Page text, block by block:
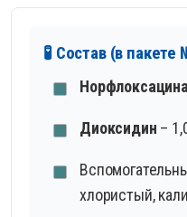
🧪 Состав (в
Диоксидин –
хлористый,